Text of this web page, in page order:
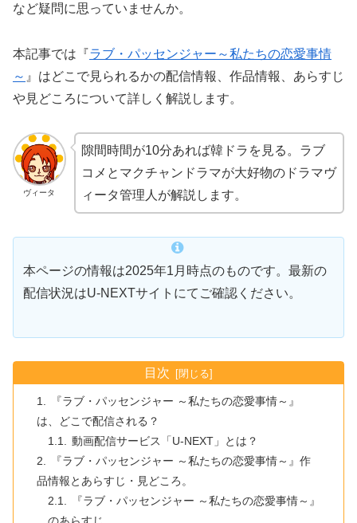
など疑問に思っていませんか。
本記事では『ラブ・パッセンジャー～私たちの恋愛事情
～ 』はどこで見られるかの配信情報、作品情報、あらすじ
や見どころについて詳しく解説します。
ヴィータ
隙間時間が10分あれば韓ドラを見る。ラブ
コメとマクチャンドラマが大好物のドラマヴ
ィータ管理人が解説します。
本ページの情報は2025年1月時点のものです。最新の
配信状況はU-NEXTサイトにてご確認ください。
目次
『ラブ・パッセンジャー ～私たちの恋愛事情～』
は、どこで配信される？
動画配信サービス「U-NEXT」とは？
『ラブ・パッセンジャー ～私たちの恋愛事情～』作
品情報とあらすじ・見どころ。
『ラブ・パッセンジャー ～私たちの恋愛事情～』
のあらすじ